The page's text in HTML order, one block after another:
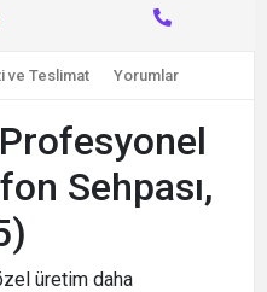
ve Teslimat Yorumlar
Sehpası,
üretim daha